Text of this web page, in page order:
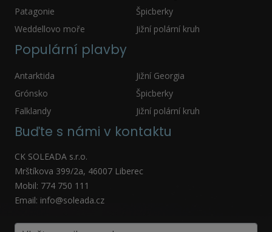
Patagonie
Špicberky
Weddellovo moře
Jižní polární kruh
Populární plavby
Antarktida
Jižní Georgia
Grónsko
Špicberky
Falklandy
Jižní polární kruh
Buďte s námi v kontaktu
CK SOLEADA s.r.o.
Mrštíkova 399/2a, 46007 Liberec
Mobil: 774 750 111
Email: info@soleada.cz